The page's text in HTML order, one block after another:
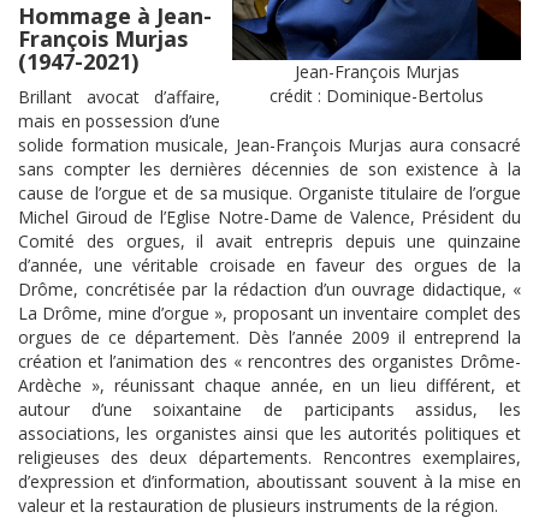
Jean-François Murjas
crédit : Dominique-Bertolus
Hommage à Jean-
François Murjas
(1947-2021)
Brillant avocat d’affaire,
mais en possession d’une
solide formation musicale, Jean-François Murjas aura consacré
sans compter les dernières décennies de son existence à la
cause de l’orgue et de sa musique. Organiste titulaire de l’orgue
Michel Giroud de l’Eglise Notre-Dame de Valence, Président du
Comité des orgues, il avait entrepris depuis une quinzaine
d’année, une véritable croisade en faveur des orgues de la
Drôme, concrétisée par la rédaction d’un ouvrage didactique, «
La Drôme, mine d’orgue », proposant un inventaire complet des
orgues de ce département. Dès l’année 2009 il entreprend la
création et l’animation des « rencontres des organistes Drôme-
Ardèche », réunissant chaque année, en un lieu différent, et
autour d’une soixantaine de participants assidus, les
associations, les organistes ainsi que les autorités politiques et
religieuses des deux départements. Rencontres exemplaires,
d’expression et d’information, aboutissant souvent à la mise en
valeur et la restauration de plusieurs instruments de la région.